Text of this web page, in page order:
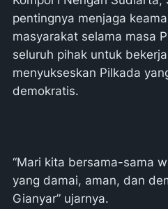
pentingnya menjaga
masyarakat selama masa
seluruh pihak untuk
menyukseskan Pilkada
demokratis.
“Mari kita bersama-sama
yang damai, aman, dan
Gianyar” ujarnya.